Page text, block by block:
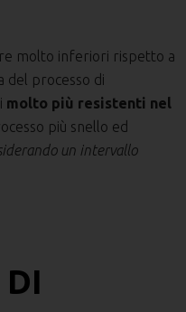
molto inferiori rispetto a
del processo di
molto più resistenti nel
più snello ed
un intervallo